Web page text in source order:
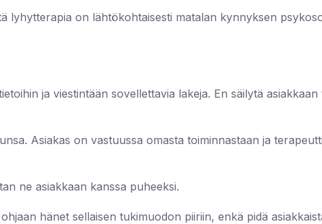
on lähtökohtaisesti matalan kynnyksen
ja viestintään sovellettavia lakeja. En säilytä asiakkaan
Asiakas on vastuussa omasta toiminnastaan ja
ne asiakkaan kanssa puheeksi.
hänet sellaisen tukimuodon piiriin, enkä pidä